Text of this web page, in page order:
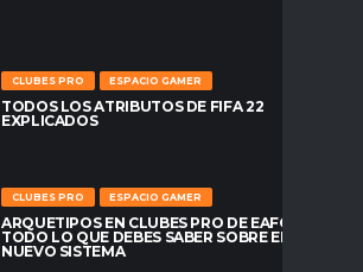
CLUBES PRO ESPACIO GAMER
TODOS LOS ATRIBUTOS DE FIFA 22
EXPLICADOS
CLUBES PRO ESPACIO GAMER
ARQUETIPOS EN CLUBES PRO DE EAFC26:
TODO LO QUE DEBES SABER SOBRE EL
NUEVO SISTEMA